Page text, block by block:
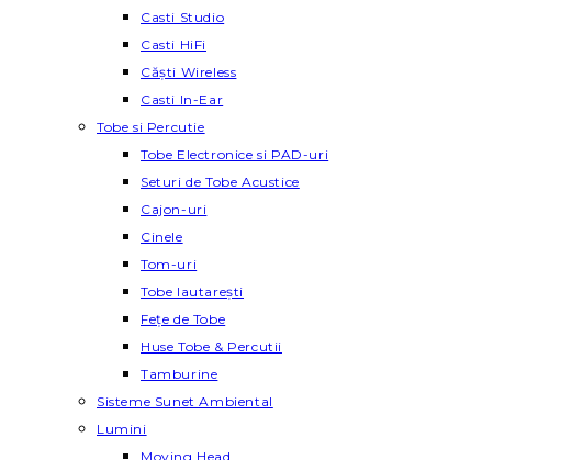
Casti Studio
Casti HiFi
Căști Wireless
Casti In-Ear
Tobe si Percutie
Tobe Electronice si PAD-uri
Seturi de Tobe Acustice
Cajon-uri
Cinele
Tom-uri
Tobe lautareşti
Fețe de Tobe
Huse Tobe & Percutii
Tamburine
Sisteme Sunet Ambiental
Lumini
Moving Head